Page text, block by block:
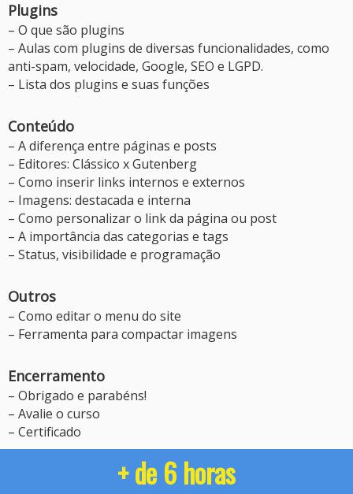
Plugins
– O que são plugins
– Aulas com plugins de diversas funcionalidades, como
anti-spam, velocidade, Google, SEO e LGPD.
– Lista dos plugins e suas funções
Conteúdo
– A diferença entre páginas e posts
– Editores: Clássico x Gutenberg
– Como inserir links internos e externos
– Imagens: destacada e interna
– Como personalizar o link da página ou post
– A importância das categorias e tags
– Status, visibilidade e programação
Outros
– Como editar o menu do site
– Ferramenta para compactar imagens
Encerramento
– Obrigado e parabéns!
– Avalie o curso
– Certificado
+ de 6 horas